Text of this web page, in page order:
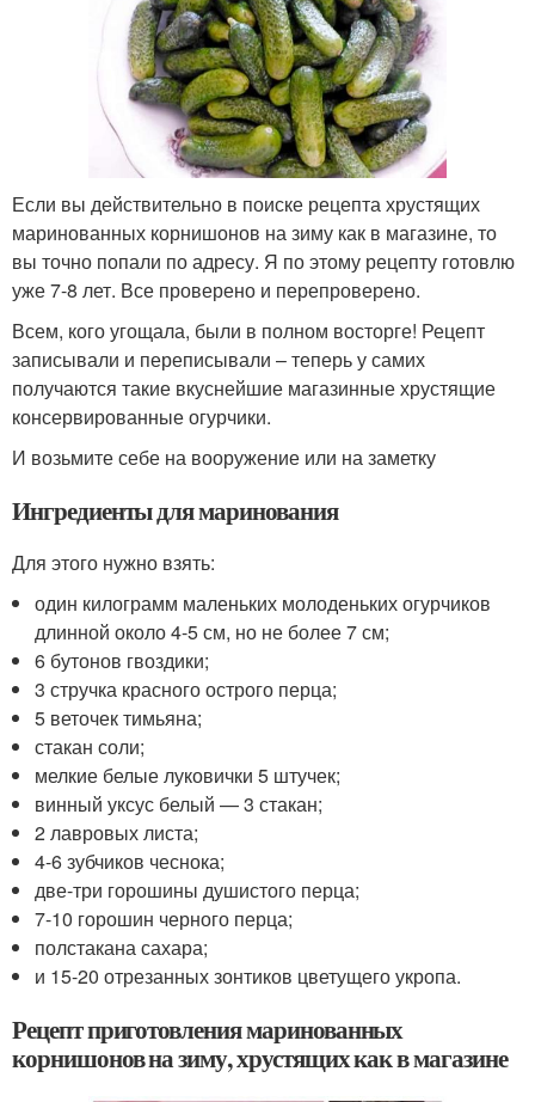
Если вы действительно в поиске рецепта хрустящих
маринованных корнишонов на зиму как в магазине, то
вы точно попали по адресу. Я по этому рецепту готовлю
уже 7-8 лет. Все проверено и перепроверено.
Всем, кого угощала, были в полном восторге! Рецепт
записывали и переписывали – теперь у самих
получаются такие вкуснейшие магазинные хрустящие
консервированные огурчики.
И возьмите себе на вооружение или на заметку
Ингредиенты для маринования
Для этого нужно взять:
один килограмм маленьких молоденьких огурчиков
длинной около 4-5 см, но не более 7 см;
6 бутонов гвоздики;
3 стручка красного острого перца;
5 веточек тимьяна;
стакан соли;
мелкие белые луковички 5 штучек;
винный уксус белый — 3 стакан;
2 лавровых листа;
4-6 зубчиков чеснока;
две-три горошины душистого перца;
7-10 горошин черного перца;
полстакана сахара;
и 15-20 отрезанных зонтиков цветущего укропа.
Рецепт приготовления маринованных
корнишонов на зиму, хрустящих как в магазине